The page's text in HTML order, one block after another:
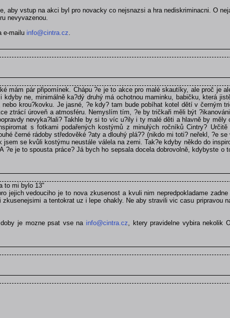
vstup na akci byl pro novacky co nejsnazsi a hra nediskriminacni. O
nevyvazenou.
e-mailu info@cintra.cz.
mám pár připomínek. Chápu ?e je to akce pro malé skautíky, ale proč je
ne, minimálně ka?dý druhý má ochotnou maminku, babičku, která
krou?kovku. Je jasné, ?e kdy? tam bude pobíhat kotel dětí v černým
ztrácí úroveň a atmosféru. Nemyslím tím, ?e by tričkaři měli být
nevyka?lali? Takhle by si to víc u?ily i ty malé děti a hlavně by měly
s fotkami podařených kostýmů z minulých ročníků Cintry?
černé rádoby středověké ?aty a dlouhý plá?? (nikdo mi toti? neřekl, ?e se
se kvůli kostýmu neustále válela na zemi. Tak?e kdyby někdo do
je to spousta práce? Já bych ho sepsala docela dobrovolně, kdybyste o
to mi bylo 13"
jejich vedouciho je to nova zkusenost a kvuli nim nepredpokladame zadne
a tentokrat uz i lepe ohakly. Ne aby stravili vic casu pripravou
je mozne psat vse na info@cintra.cz, ktery pravidelne vybira nekolik